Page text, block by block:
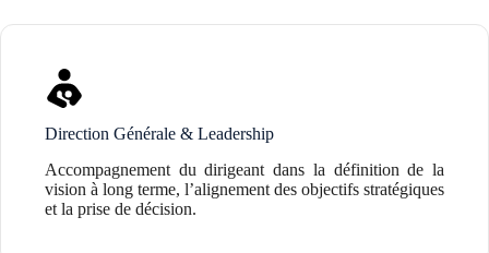
Direction Générale & Leadership
Accompagnement du dirigeant dans la définition de la
vision à long terme, l’alignement des objectifs stratégiques
et la prise de décision.